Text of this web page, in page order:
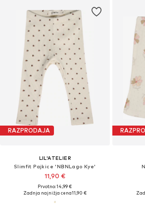
RAZPRODAJA
LIL'ATELIER
Slimfit Pajkice 'NBNLago Kye'
11,90 €
Prvotno: 14,99 €
Zadnja najnižja cena11,90 €